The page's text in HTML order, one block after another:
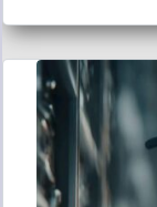
Yannick
Palomino
:
prenez
en
main
votre
présence
en
ligne